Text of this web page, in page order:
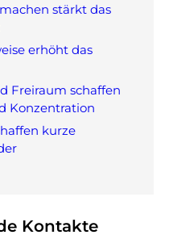
stärkt das
erhöht das
Freiraum schaffen
Konzentration
kurze
Kontakte